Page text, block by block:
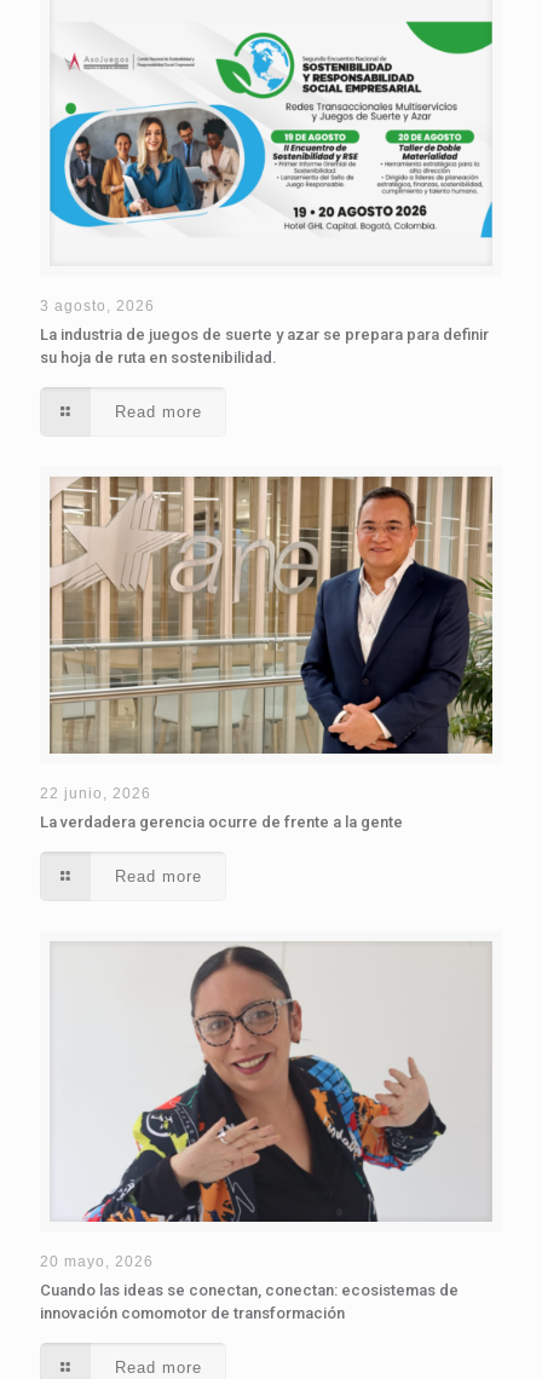
3 agosto, 2026
La industria de juegos de suerte y azar se prepara para definir
su hoja de ruta en sostenibilidad.
Read more
22 junio, 2026
La verdadera gerencia ocurre de frente a la gente
Read more
20 mayo, 2026
Cuando las ideas se conectan, conectan: ecosistemas de
innovación comomotor de transformación
Read more